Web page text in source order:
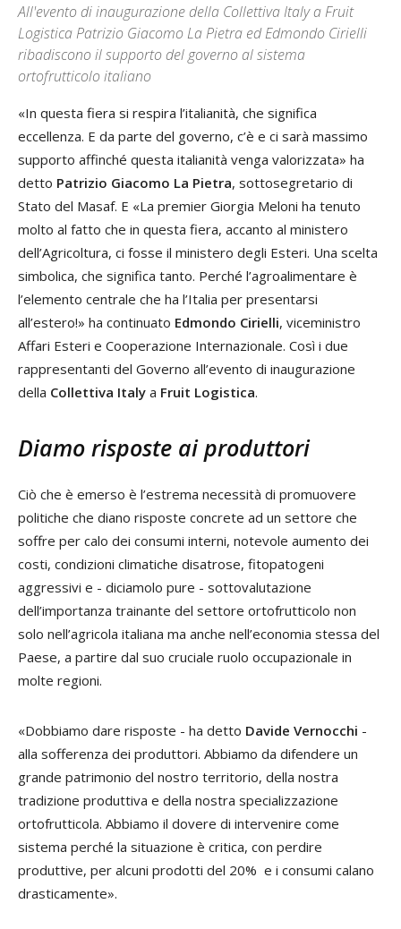
All'evento di inaugurazione della Collettiva Italy a Fruit
Logistica Patrizio Giacomo La Pietra ed Edmondo Cirielli
ribadiscono il supporto del governo al sistema
ortofrutticolo italiano
«In questa fiera si respira l’italianità, che significa
eccellenza. E da parte del governo, c’è e ci sarà massimo
supporto affinché questa italianità venga valorizzata» ha
detto Patrizio Giacomo La Pietra, sottosegretario di
Stato del Masaf. E «La premier Giorgia Meloni ha tenuto
molto al fatto che in questa fiera, accanto al ministero
dell’Agricoltura, ci fosse il ministero degli Esteri. Una scelta
simbolica, che significa tanto. Perché l’agroalimentare è
l’elemento centrale che ha l’Italia per presentarsi
all’estero!» ha continuato Edmondo Cirielli, viceministro
Affari Esteri e Cooperazione Internazionale. Così i due
rappresentanti del Governo all’evento di inaugurazione
della Collettiva Italy a Fruit Logistica.
Diamo risposte ai produttori
Ciò che è emerso è l’estrema necessità di promuovere
politiche che diano risposte concrete ad un settore che
soffre per calo dei consumi interni, notevole aumento dei
costi, condizioni climatiche disatrose, fitopatogeni
aggressivi e - diciamolo pure - sottovalutazione
dell’importanza trainante del settore ortofrutticolo non
solo nell’agricola italiana ma anche nell’economia stessa del
Paese, a partire dal suo cruciale ruolo occupazionale in
molte regioni.
«Dobbiamo dare risposte - ha detto Davide Vernocchi -
alla sofferenza dei produttori. Abbiamo da difendere un
grande patrimonio del nostro territorio, della nostra
tradizione produttiva e della nostra specializzazione
ortofrutticola. Abbiamo il dovere di intervenire come
sistema perché la situazione è critica, con perdire
produttive, per alcuni prodotti del 20% e i consumi calano
drasticamente».